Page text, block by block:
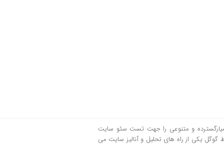
و متنوعی را جهت تست سئو سایت
گوگل یکی از راه های تحلیل و آنالیز سایت می